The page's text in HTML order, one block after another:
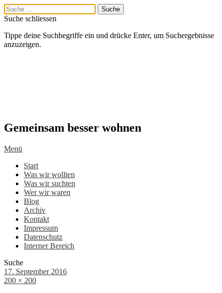
Suche schliessen
Tippe deine Suchbegriffe ein und drücke Enter, um Suchergebnisse
anzuzeigen.
Gemeinsam besser wohnen
Menü
Start
Was wir wollten
Was wir suchten
Wer wir waren
Blog
Archiv
Kontakt
Impressum
Datenschutz
Interner Bereich
Suche
17. September 2016
200 × 200